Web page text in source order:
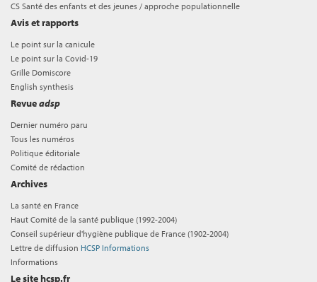
CS Santé des enfants et des jeunes / approche populationnelle
Avis et rapports
Le point sur la canicule
Le point sur la Covid-19
Grille Domiscore
English synthesis
Revueadsp
Dernier numéro paru
Tous les numéros
Politique éditoriale
Comité de rédaction
Archives
La santé en France
Haut Comité de la santé publique (1992-2004)
Conseil supérieur d'hygiène publique de France (1902-2004)
Lettre de diffusion HCSP Informations
Informations
Le site hcsp.fr